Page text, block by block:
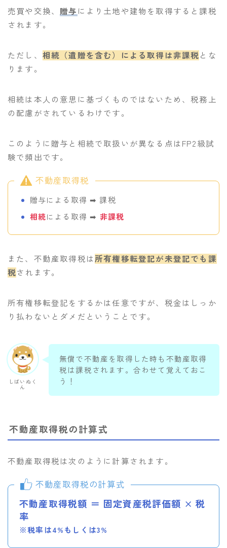
売買や交換、 贈与 により土地や建物を取得すると課税
されます。
ただし、 相続（遺贈を含む）による取得は非課税とな
ります。
相続は本人の意思に基づくものではないため、税務上
の配慮がされているわけです。
このように贈与と相続で取扱いが異なる点はFP2級試
験で頻出です。
不動産取得税
贈与による取得 ➡︎ 課税
相続による取得 ➡︎ 非課税
また、不動産取得税は所有権移転登記が未登記でも課
税されます。
所有権移転登記をするかは任意ですが、税金はしっか
り払わないとダメだということです。
しばいぬく
ん
無償で不動産を取得した時も不動産取得
税は課税されます。合わせて覚えておこ
う！
不動産取得税の計算式
不動産取得税は次のように計算されます。
不動産取得税の計算式
不動産取得税額 ＝ 固定資産税評価額 × 税
率
※税率は4%もしくは3%